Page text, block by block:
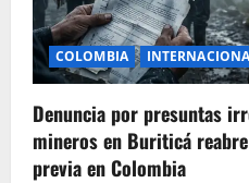
i
o
n
COLOMBIA
Denuncia por presuntas
mineros en Buriticá
previa en Colombia